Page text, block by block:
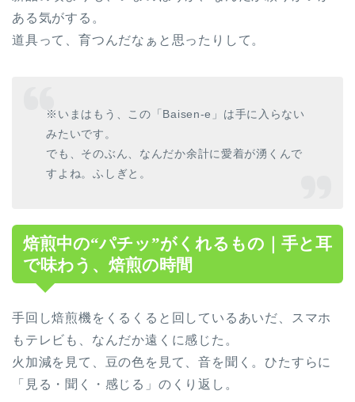
ある気がする。
道具って、育つんだなぁと思ったりして。
※いまはもう、この「Baisen-e」は手に入らない
みたいです。
でも、そのぶん、なんだか余計に愛着が湧くんで
すよね。ふしぎと。
焙煎中の“パチッ”がくれるもの｜手と耳
で味わう、焙煎の時間
手回し焙煎機をくるくると回しているあいだ、スマホ
もテレビも、なんだか遠くに感じた。
火加減を見て、豆の色を見て、音を聞く。ひたすらに
「見る・聞く・感じる」のくり返し。